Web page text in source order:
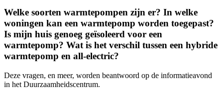
Welke soorten warmtepompen zijn er? In welke
woningen kan een warmtepomp worden toegepast?
Is mijn huis genoeg geïsoleerd voor een
warmtepomp? Wat is het verschil tussen een hybride
warmtepomp en all-electric?
Deze vragen, en meer, worden beantwoord op de informatieavond
in het Duurzaamheidscentrum.